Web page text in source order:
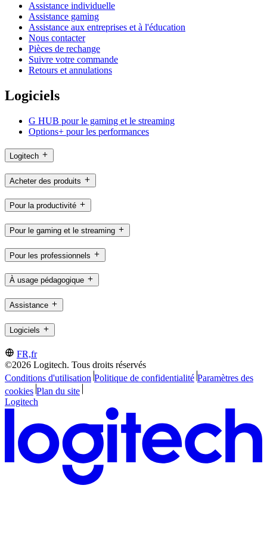
Assistance individuelle
Assistance gaming
Assistance aux entreprises et à l'éducation
Nous contacter
Pièces de rechange
Suivre votre commande
Retours et annulations
Logiciels
G HUB pour le gaming et le streaming
Options+ pour les performances
Logitech
Acheter des produits
Pour la productivité
Pour le gaming et le streaming
Pour les professionnels
À usage pédagogique
Assistance
Logiciels
FR,fr
©2026 Logitech. Tous droits réservés
Conditions d'utilisation Politique de confidentialité Paramètres des
cookies Plan du site
Logitech